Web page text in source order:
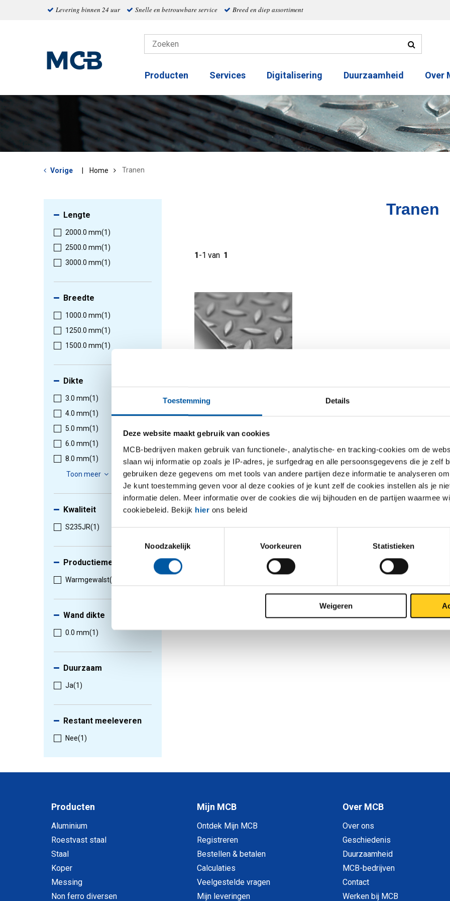
Toestemming Details
Deze website maakt gebruik van cookies
MCB-bedrijven maken gebruik van functionele-, analytische- en tracking-cookies om de
slaan wij informatie op zoals je IP-adres, je surfgedrag en alle persoonsgegevens die je zelf
gebruiken deze gegevens om met tools van andere partijen deze informatie te analyseren
Je kunt toestemming geven voor al deze cookies of je kunt zelf de cookies instellen als je
informatie delen. Meer informatie over de cookies die wij bijhouden en de partijen waarmee
cookiebeleid. Bekijk hier ons beleid
Noodzakelijk
Voorkeuren Statistieken
Weigeren
Levering binnen 24 uur Snelle en betrouwbare service Breed en diep assortiment
Producten Services Digitalisering Duurzaamheid Over
Vorige Home Tranen
Lengte
2000.0 mm(1)
2500.0 mm(1)
3000.0 mm(1)
Breedte
1000.0 mm(1)
1250.0 mm(1)
1500.0 mm(1)
Dikte
3.0 mm(1)
4.0 mm(1)
5.0 mm(1)
6.0 mm(1)
8.0 mm(1)
Toon meer
Kwaliteit
S235JR(1)
Productiemethode
Warmgewalst(1)
Wand dikte
0.0 mm(1)
Duurzaam
Ja(1)
Restant meeleveren
Nee(1)
Tranen
1 -1 van 1
Warmgewalste
Selecteer uw maat
1- 1van1
Producten
Aluminium
Roestvast staal
Staal
Koper
Messing
Non ferro diversen
Mijn MCB
Ontdek Mijn MCB
Registreren
Bestellen & betalen
Calculaties
Veelgestelde vragen
Mijn leveringen
Over MCB
Over ons
Geschiedenis
Duurzaamheid
MCB-bedrijven
Contact
Werken bij MCB